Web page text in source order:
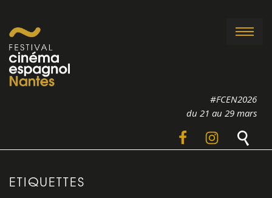
#FCEN2026
du 21 au 29 mars
ETIQUETTES